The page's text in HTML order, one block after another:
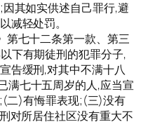
其如实供述自己罪行,避
减轻处罚。
第七十二条第一款、第三
下有期徒刑的犯罪分子,
告缓刑,对其中不满十八
满七十五周岁的人,应当宣
二)有悔罪表现;(三)没有
对所居住社区没有重大不